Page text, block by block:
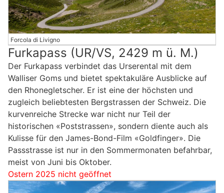
Forcola di Livigno
Furkapass (UR/VS, 2429 m ü. M.)
Der Furkapass verbindet das Urserental mit dem
Walliser Goms und bietet spektakuläre Ausblicke auf
den Rhonegletscher. Er ist eine der höchsten und
zugleich beliebtesten Bergstrassen der Schweiz. Die
kurvenreiche Strecke war nicht nur Teil der
historischen «Poststrassen», sondern diente auch als
Kulisse für den James-Bond-Film «Goldfinger». Die
Passstrasse ist nur in den Sommermonaten befahrbar,
meist von Juni bis Oktober.
Ostern 2025 nicht geöffnet